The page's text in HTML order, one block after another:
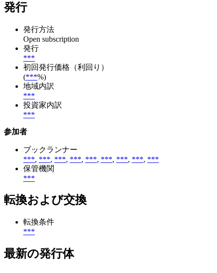
発行
発行方法
Open subscription
発行
***
初回発行価格（利回り）
(***%)
地域内訳
***
投資家内訳
***
参加者
ブックランナー
***, ***, ***, ***, ***, ***, ***, ***, ***
保管機関
***
転換および交換
転換条件
***
最新の発行体